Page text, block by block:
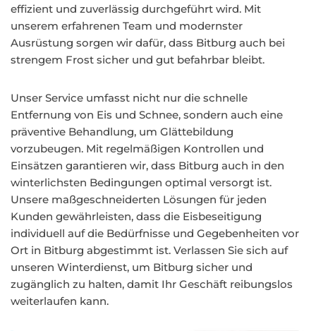
effizient und zuverlässig durchgeführt wird. Mit
unserem erfahrenen Team und modernster
Ausrüstung sorgen wir dafür, dass Bitburg auch bei
strengem Frost sicher und gut befahrbar bleibt.
Unser Service umfasst nicht nur die schnelle
Entfernung von Eis und Schnee, sondern auch eine
präventive Behandlung, um Glättebildung
vorzubeugen. Mit regelmäßigen Kontrollen und
Einsätzen garantieren wir, dass Bitburg auch in den
winterlichsten Bedingungen optimal versorgt ist.
Unsere maßgeschneiderten Lösungen für jeden
Kunden gewährleisten, dass die Eisbeseitigung
individuell auf die Bedürfnisse und Gegebenheiten vor
Ort in Bitburg abgestimmt ist. Verlassen Sie sich auf
unseren Winterdienst, um Bitburg sicher und
zugänglich zu halten, damit Ihr Geschäft reibungslos
weiterlaufen kann.